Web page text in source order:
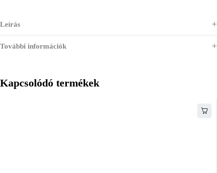
Leírás
További információk
Kapcsolódó termékek